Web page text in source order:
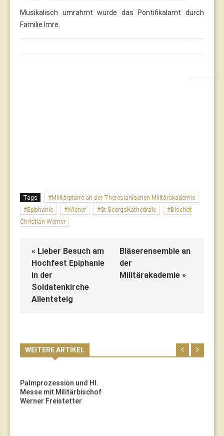
Musikalisch umrahmt wurde das Pontifikalamt durch
Familie Imre.
Tags
Militärpfarre an der Theresianischen Militärakademie
Epiphanie
Wiener St GeorgsKathedrale
Bischof
Christian Werner
« Lieber Besuch am
Hochfest Epiphanie
in der
Soldatenkirche
Allentsteig
Bläserensemble an
der
Militärakademie »
WEITERE ARTIKEL
Palmprozession und Hl.
Messe mit Militärbischof
Werner Freistetter